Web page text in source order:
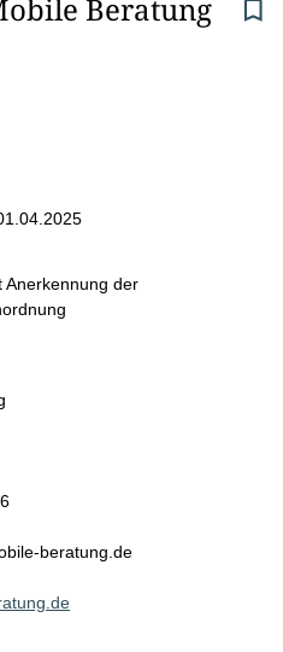
Beratung
Anerkennung der
beratung.de